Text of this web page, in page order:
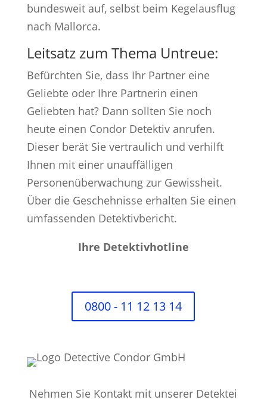
bundesweit auf, selbst beim Kegelausflug
nach Mallorca.
Leitsatz zum Thema Untreue:
Befürchten Sie, dass Ihr Partner eine
Geliebte oder Ihre Partnerin einen
Geliebten hat? Dann sollten Sie noch
heute einen Condor Detektiv anrufen.
Dieser berät Sie vertraulich und verhilft
Ihnen mit einer unauffälligen
Personenüberwachung zur Gewissheit.
Über die Geschehnisse erhalten Sie einen
umfassenden Detektivbericht.
Ihre Detektivhotline
0800 - 11 12 13 14
Nehmen Sie Kontakt mit unserer Detektei